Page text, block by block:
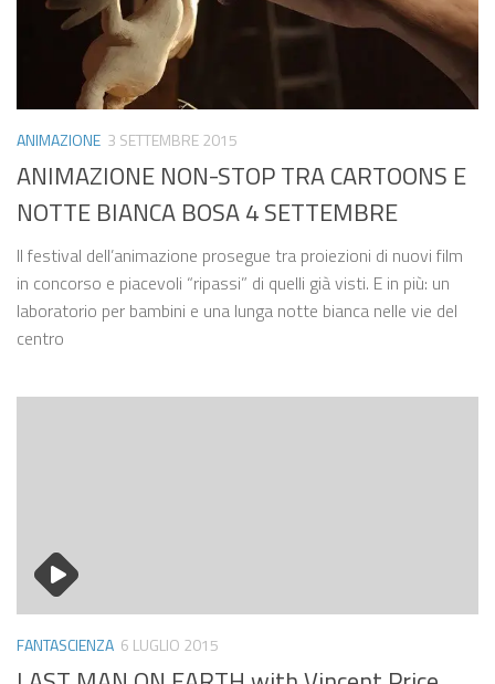
ANIMAZIONE 3 SETTEMBRE 2015
ANIMAZIONE NON-STOP TRA CARTOONS E
NOTTE BIANCA BOSA 4 SETTEMBRE
Il festival dell’animazione prosegue tra proiezioni di nuovi film
in concorso e piacevoli “ripassi” di quelli già visti. E in più: un
laboratorio per bambini e una lunga notte bianca nelle vie del
centro
FANTASCIENZA 6 LUGLIO 2015